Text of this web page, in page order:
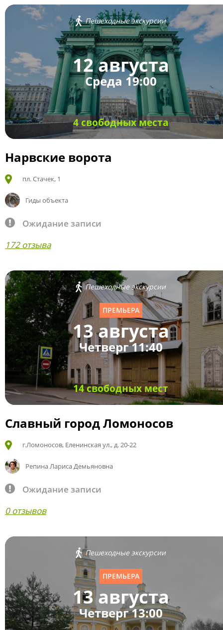
Пешеходные экскурсии
12 августа
Среда 19:00
4 свободных места
Нарвские ворота
пл. Стачек, 1
Гиды объекта
Ожидание записи
172 отзыва
Пешеходные экскурсии
ПРЕМЬЕРА
13 августа
Четверг 11:40
14 свободных мест
Славный город Ломоносов
г.Ломоносов, Еленинская ул., д. 20-22
Репина Лариса Демьяновна
Ожидание записи
0 отзывов
Пешеходные экскурсии
ПРЕМЬЕРА
13 августа
Четверг 13:00